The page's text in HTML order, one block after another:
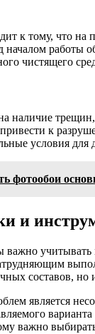
к тому, что на
работы
чистящего
наличие
привести к
условия
фотообои
и
важно
составов,
является
важно